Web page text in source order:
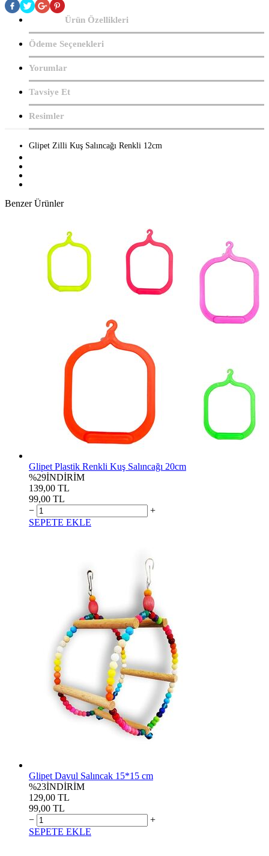
Ürün Özellikleri
Ödeme Seçenekleri
Yorumlar
Tavsiye Et
Resimler
Glipet Zilli Kuş Salıncağı Renkli 12cm
Benzer Ürünler
Glipet Plastik Renkli Kuş Salıncağı 20cm
%29İNDİRİM
139,00 TL
99,00 TL
−
+
SEPETE EKLE
Glipet Davul Salıncak 15*15 cm
%23İNDİRİM
129,00 TL
99,00 TL
−
+
SEPETE EKLE